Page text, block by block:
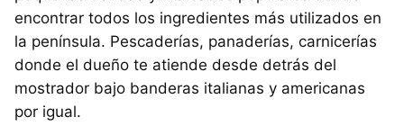
encontrar todos los ingredientes más utilizados en
la península. Pescaderías, panaderías, carnicerías
donde el dueño te atiende desde detrás del
mostrador bajo banderas italianas y americanas
por igual.